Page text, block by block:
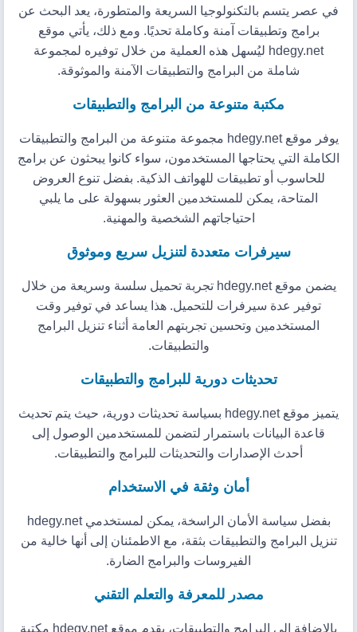
في عصر يتسم بالتكنولوجيا السريعة والمتطورة، يعد البحث عن
برامج وتطبيقات آمنة وكاملة تحديًا. ومع ذلك، يأتي موقع
hdegy.net ليُسهل هذه العملية من خلال توفيره لمجموعة
شاملة من البرامج والتطبيقات الآمنة والموثوقة.
مكتبة متنوعة من البرامج والتطبيقات
يوفر موقع hdegy.net مجموعة متنوعة من البرامج والتطبيقات
الكاملة التي يحتاجها المستخدمون، سواء كانوا يبحثون عن برامج
للحاسوب أو تطبيقات للهواتف الذكية. بفضل تنوع العروض
المتاحة، يمكن للمستخدمين العثور بسهولة على ما يلبي
احتياجاتهم الشخصية والمهنية.
سيرفرات متعددة لتنزيل سريع وموثوق
يضمن موقع hdegy.net تجربة تحميل سلسة وسريعة من خلال
توفير عدة سيرفرات للتحميل. هذا يساعد في توفير وقت
المستخدمين وتحسين تجربتهم العامة أثناء تنزيل البرامج
والتطبيقات.
تحديثات دورية للبرامج والتطبيقات
يتميز موقع hdegy.net بسياسة تحديثات دورية، حيث يتم تحديث
قاعدة البيانات باستمرار لتضمن للمستخدمين الوصول إلى
أحدث الإصدارات والتحديثات للبرامج والتطبيقات.
أمان وثقة في الاستخدام
بفضل سياسة الأمان الراسخة، يمكن لمستخدمي hdegy.net
تنزيل البرامج والتطبيقات بثقة، مع الاطمئنان إلى أنها خالية من
الفيروسات والبرامج الضارة.
مصدر للمعرفة والتعلم التقني
بالإضافة إلى البرامج والتطبيقات، يقدم موقع hdegy.net مكتبة